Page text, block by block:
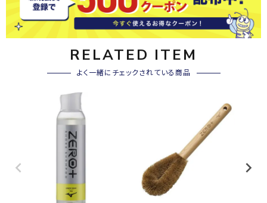
RELATED ITEM
よく一緒にチェックされている商品